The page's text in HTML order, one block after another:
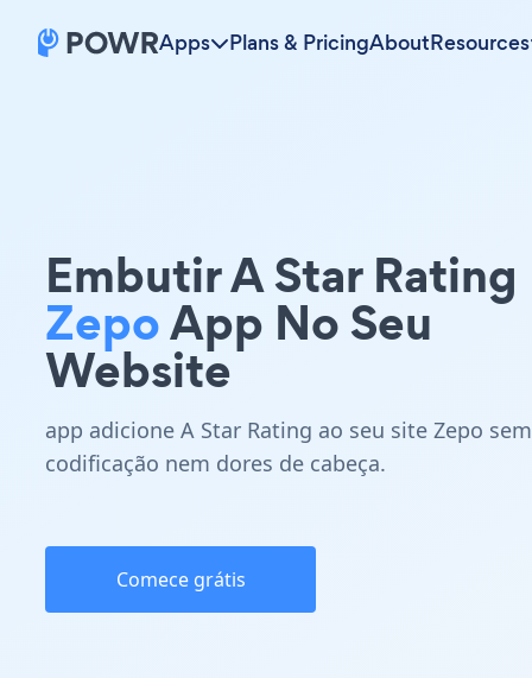
Apps Plans & PricingAboutResources
Embutir A Star Rating
ZepoApp No Seu
Website
app adicione A Star Rating ao seu site Zepo sem
codificação nem dores de cabeça.
Comece grátis